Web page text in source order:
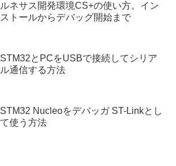
ルネサス開発環境CS+の使い方。イン
ストールからデバッグ開始まで
STM32とPCをUSBで接続してシリア
ル通信する方法
STM32 Nucleoをデバッガ ST-Linkとし
て使う方法